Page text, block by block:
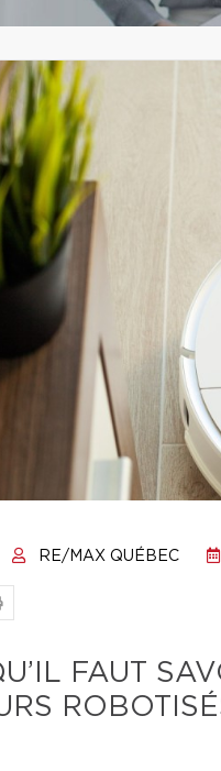
RE/MAX QUÉBEC
FAUT